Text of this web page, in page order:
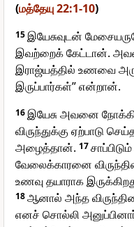
(மத்தேயு 22:1-10)
15இயேசுவுடன்
இவற்றைக் கேட்டான்.
இராஜ்யத்தில் உணவை
இருப்பார்கள்” என்றான்.
16இயேசு அவனை
விருந்துக்கு ஏற்பாடு
அழைத்தான். 17
வேலைக்காரனை
உணவு தயாராக
18ஆனால் அந்த
எனச் சொல்லி